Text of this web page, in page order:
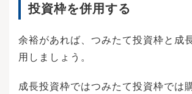
までにいくら貯めるという具体的な目標を立て
られます。やるべきことが明確になり、漠然と
のために無駄な出費を抑えるという意識が働
き、計画的に貯蓄できるようになります。ライ
フプランの作成により現在の家計について課題
です。ライフプランの作成で将来必要になる金
投資枠を併用する
余裕があれば、つみたて投資枠と成
用しましょう。
成長投資枠ではつみたて投資枠では